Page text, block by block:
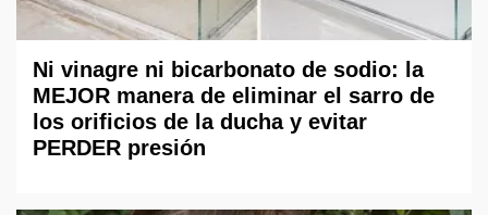
Ni vinagre ni bicarbonato de sodio: la
MEJOR manera de eliminar el sarro de
los orificios de la ducha y evitar
PERDER presión